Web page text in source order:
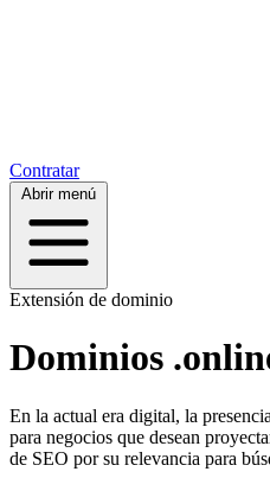
Contratar
Abrir menú
Extensión de dominio
Dominios
En la actual era digital, la
para negocios que desean
de SEO por su relevancia para